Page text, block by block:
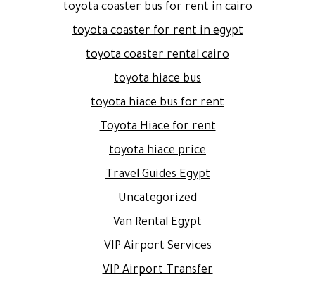
toyota coaster bus for rent in cairo
toyota coaster for rent in egypt
toyota coaster rental cairo
toyota hiace bus
toyota hiace bus for rent
Toyota Hiace for rent
toyota hiace price
Travel Guides Egypt
Uncategorized
Van Rental Egypt
VIP Airport Services
VIP Airport Transfer